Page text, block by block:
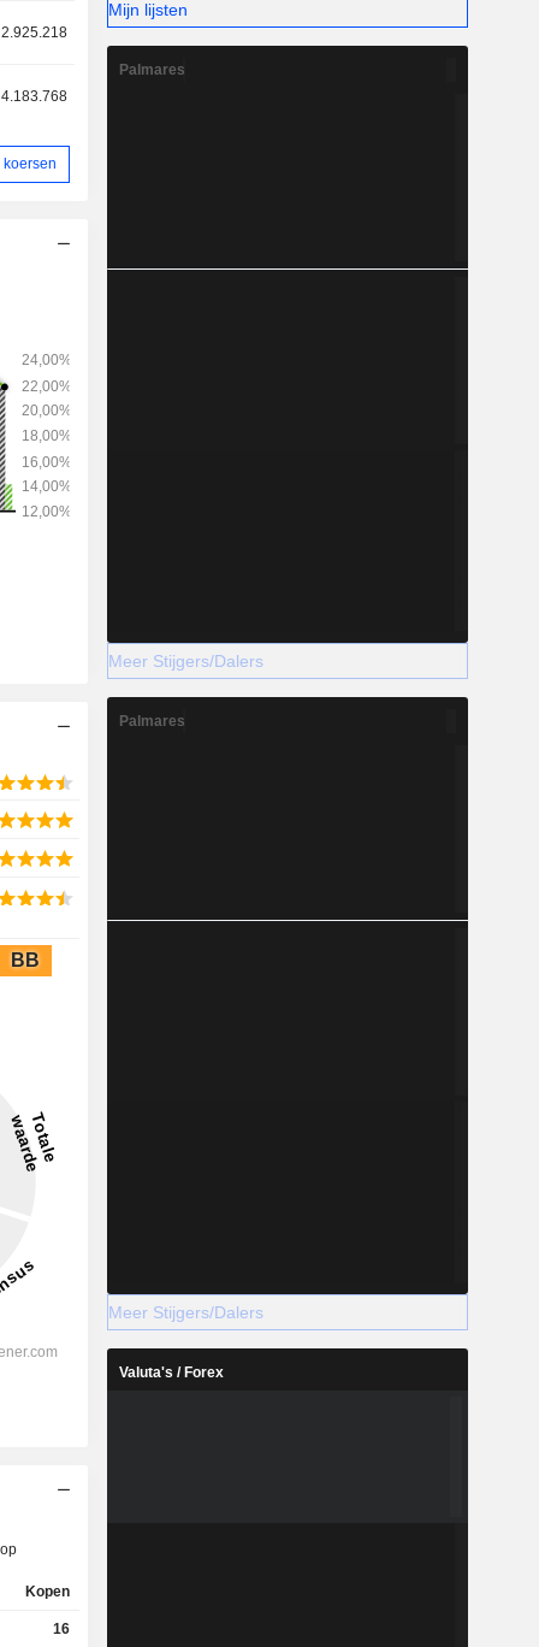
2.925.218
4.183.768
koersen
BB
Kopen
16
Mijn lijsten
Palmares
Meer Stijgers/Dalers
Palmares
Meer Stijgers/Dalers
Valuta's / Forex